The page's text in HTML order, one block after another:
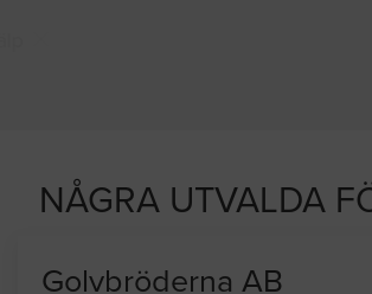
NÅGRA UTVALDA
Golvbröderna AB